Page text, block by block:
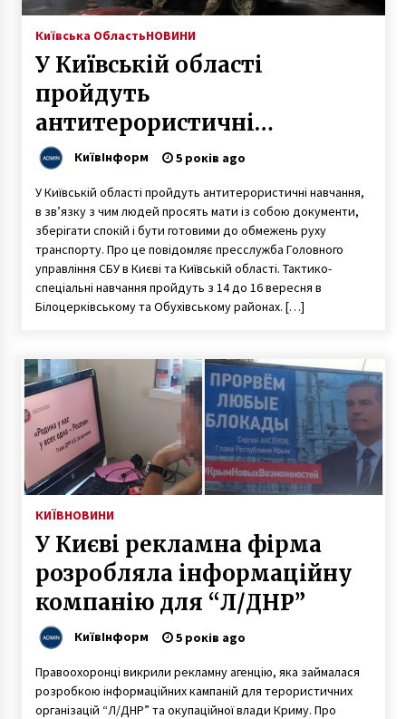
Київська ОбластьНОВИНИ
У Київській області
пройдуть
антитерористичні
навчання: у людей можуть
перевіряти документи
КиївІнформ 5 років ago
У Київській області пройдуть антитерористичні навчання,
в зв’язку з чим людей просять мати із собою документи,
зберігати спокій і бути готовими до обмежень руху
транспорту. Про це повідомляє пресслужба Головного
управління СБУ в Києві та Київській області. Тактико-
спеціальні навчання пройдуть з 14 до 16 вересня в
Білоцерківському та Обухівському районах. […]
КИЇВНОВИНИ
У Києві рекламна фірма
розробляла інформаційну
компанію для “Л/ДНР”
КиївІнформ 5 років ago
Правоохоронці викрили рекламну агенцію, яка займалася
розробкою інформаційних кампаній для терористичних
організацій “Л/ДНР” та окупаційної влади Криму. Про